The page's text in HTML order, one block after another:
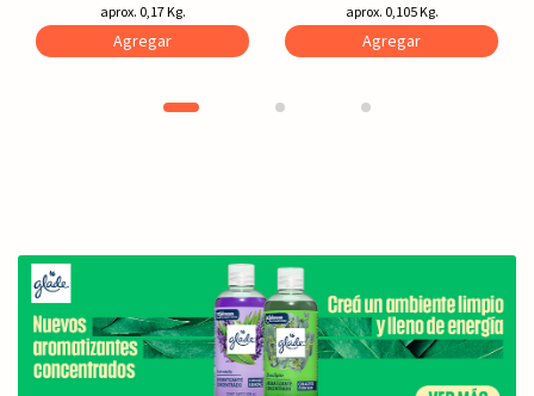
aprox. 0,17 Kg.
Agregar
aprox. 0,105 Kg.
Agregar